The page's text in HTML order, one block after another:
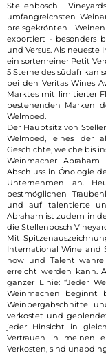
Stellenbosch
umfangreichsten
preisgekrönten
exportiert - besonders
und Versus. Als neueste
ein sortenreiner Petit
5 Sterne des
bei den Veritas Wines
Marktes mit limitierter
bestehenden Marken
Welmoed.
Der Hauptsitz von
Welmoed, eines der
Geschichte, welche bis
Weinmacher
Abschluss in Önologie
Unternehmen an.
bestmöglichen
und auf talentierte
Abraham ist zudem in
die Stellenbosch
Mit
International Wine and
how und Talent wahre
erreicht werden kann.
ganzer Linie: “Jeder
Weinmachen beginnt
Weinbergabschnitte
verkostet und
jeder Hinsicht in
Vertrauen in meinen
Verkosten, sind